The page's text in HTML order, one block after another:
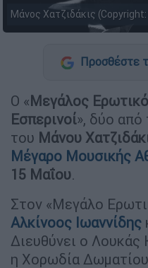
Μάνος Χατζιδάκις
Προσθέστε
Ο «Μεγάλος
Εσπερινοί», δύο από
του Μάνου
Μέγαρο Μουσικής
15 Μαΐου.
Στον «Μεγάλο
Αλκίνοος Ιωαννίδης
Διευθύνει ο Λουκάς
η Χορωδία